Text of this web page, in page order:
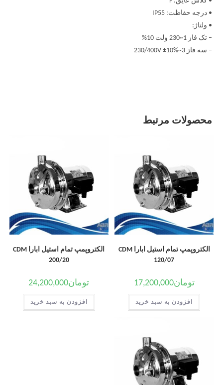
• درجه حفاظت: IP55
• ولتاژ:
– تک فاز 1~230 ولت 10%
– سه فاز 3~230/400V ±10%
محصولات مرتبط
الکتروپمپ تمام استیل ابارا CDM
120/07
تومان17,200,000
افزودن به سبد خرید
الکتروپمپ تمام استیل ابارا CDM
200/20
تومان24,200,000
افزودن به سبد خرید